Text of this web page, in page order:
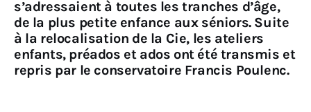
s’adressaient à toutes les tranches d’âge,
de la plus petite enfance aux séniors. Suite
à la relocalisation de la Cie, les ateliers
enfants, préados et ados ont été transmis et
repris par le conservatoire Francis Poulenc.